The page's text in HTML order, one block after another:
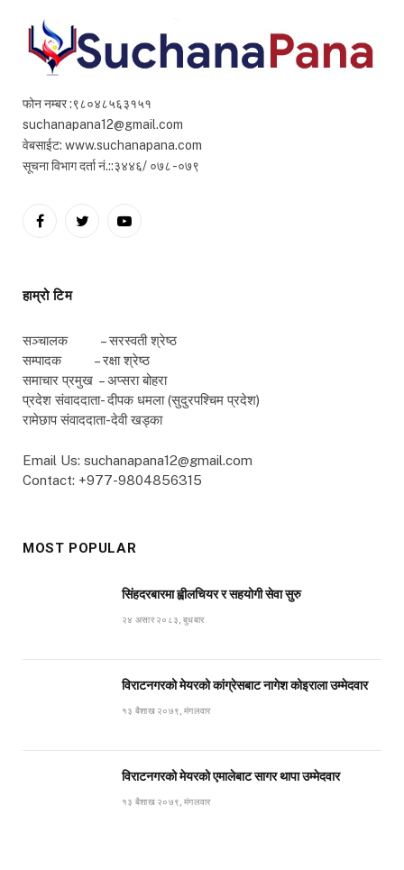
फोन नम्बर :९८०४८५६३१५१
suchanapana12@gmail.com
वेबसाईट: www.suchanapana.com
सूचना विभाग दर्ता नं.::३४४६/ ०७८ -०७९
FacebookTwitterYouTube
हाम्रो टिम
सञ्चालक – सरस्वती श्रेष्ठ
सम्पादक – रक्षा श्रेष्ठ
समाचार प्रमुख – अप्सरा बोहरा
प्रदेश संवाददाता- दीपक धमला (सुदुरपश्चिम प्रदेश)
रामेछाप संवाददाता-देवी खड्का
Email Us: suchanapana12@gmail.com
Contact: +977-9804856315
MOST POPULAR
सिंहदरबारमा ह्वीलचियर र सहयोगी सेवा सुरु
२४ असार २०८३, बुधबार
विराटनगरको मेयरको कांग्रेसबाट नागेश कोइराला उम्मेदवार
१३ बैशाख २०७९, मंगलवार
विराटनगरको मेयरको एमालेबाट सागर थापा उम्मेदवार
१३ बैशाख २०७९, मंगलवार